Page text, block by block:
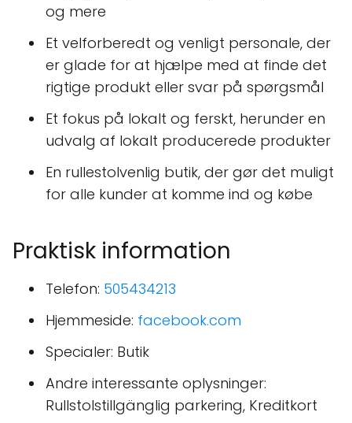
og mere
Et velforberedt og venligt personale, der
er glade for at hjælpe med at finde det
rigtige produkt eller svar på spørgsmål
Et fokus på lokalt og ferskt, herunder en
udvalg af lokalt producerede produkter
En rullestolvenlig butik, der gør det muligt
for alle kunder at komme ind og købe
Praktisk information
Telefon: 505434213
Hjemmeside: facebook.com
Specialer: Butik
Andre interessante oplysninger:
Rullstolstillgänglig parkering, Kreditkort